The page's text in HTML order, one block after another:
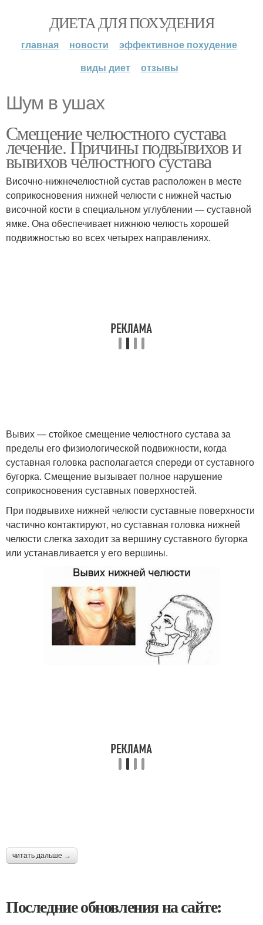
ДИЕТА ДЛЯ ПОХУДЕНИЯ
главная новости
эффективное похудение
виды диет
отзывы
Шум в ушах
Смещение челюстного сустава
лечение. Причины подвывихов и
вывихов челюстного сустава
Височно-нижнечелюстной сустав расположен в месте
соприкосновения нижней челюсти с нижней частью
височной кости в специальном углублении — суставной
ямке. Она обеспечивает нижнюю челюсть хорошей
подвижностью во всех четырех направлениях.
Вывих — стойкое смещение челюстного сустава за
пределы его физиологической подвижности, когда
суставная головка располагается спереди от суставного
бугорка. Смещение вызывает полное нарушение
соприкосновения суставных поверхностей.
При подвывихе нижней челюсти суставные поверхности
частично контактируют, но суставная головка нижней
челюсти слегка заходит за вершину суставного бугорка
или устанавливается у его вершины.
читать дальше →
Последние обновления на сайте: